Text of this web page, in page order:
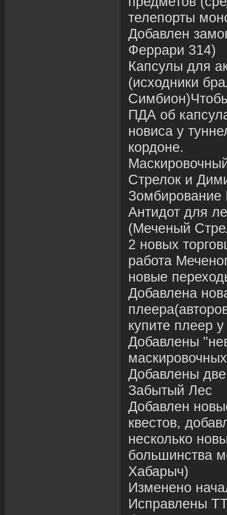
телепорты
Добавлен
Феррари 314)
Капсулы для
(исходники
ПДА об
новиса у
кордоне.
Стрелок и
Антидот для
(Меченый
2 новых
работа
новые
Добавлена
купите плеер
Добавлены
Добавлены
Забытый Лес
Добавлен
квестов,
несколько
большинства
Хабарыч)
Изменено
Исправлены